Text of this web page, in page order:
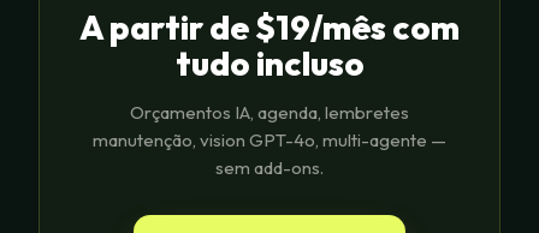
A partir de $19/mês com
tudo incluso
Orçamentos IA, agenda, lembretes
manutenção, vision GPT-4o, multi-agente —
sem add-ons.